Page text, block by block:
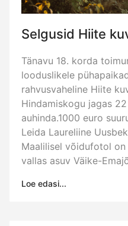
Selgusid Hiite
Tänavu 18. korda
looduslikele
rahvusvaheline Hiite
Hindamiskogu jagas
auhinda.1000 euro
Leida Laureliine
Maalilisel võidufotol
vallas asuv Väike-
Loe edasi...